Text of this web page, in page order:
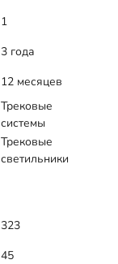
1
3 года
12 месяцев
Трековые
системы
Трековые
светильники
323
45